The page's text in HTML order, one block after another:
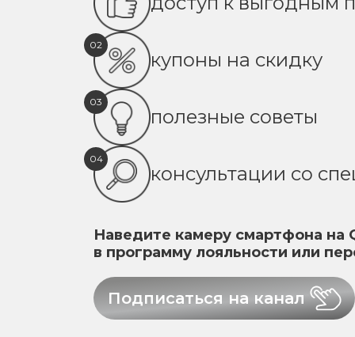
02
купоны на скидку
03
полезные советы
04
консультации со
Наведите камеру смартфона на
в программу лояльности или
Подписаться на канал